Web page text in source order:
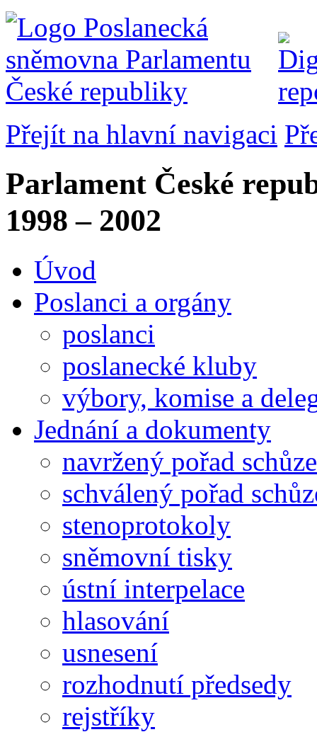
Přejít na hlavní navigaci
Parlament České
1998 – 2002
Úvod
Poslanci a orgány
poslanci
poslanecké kluby
výbory, komise a
Jednání a dokumenty
navržený pořad schůze
schválený pořad
stenoprotokoly
sněmovní tisky
ústní interpelace
hlasování
usnesení
rozhodnutí předsedy
rejstříky